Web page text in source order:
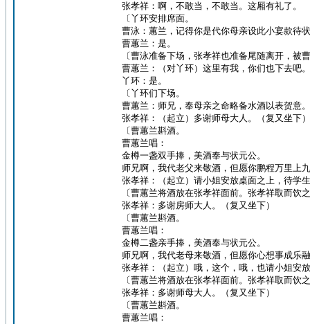
张孝祥：啊，不敢当，不敢当。这厢有礼了。
〔丫环安排席面。
曹泳：蕙兰，记得你是代你母亲设此小宴款待
曹蕙兰：是。
〔曹泳准备下场，张孝祥也准备尾随离开，被
曹蕙兰：（对丫环）这里有我，你们也下去吧。
丫环：是。
〔丫环们下场。
曹蕙兰：师兄，奉母亲之命略备水酒以表贺意。
张孝祥：（起立）多谢师母大人。（复又坐下）
〔曹蕙兰斟酒。
曹蕙兰唱：
金樽一盏双手捧，美酒奉与状元公。
师兄啊，我代老父来敬酒，但愿你鹏程万里上
张孝祥：（起立）请小姐安放桌面之上，待学
〔曹蕙兰将酒放在张孝祥面前。张孝祥取而饮
张孝祥：多谢房师大人。（复又坐下）
〔曹蕙兰斟酒。
曹蕙兰唱：
金樽二盏亲手捧，美酒奉与状元公。
师兄啊，我代老母来敬酒，但愿你心想事成乐
张孝祥：（起立）哦，这个，哦，也请小姐安
〔曹蕙兰将酒放在张孝祥面前。张孝祥取而饮
张孝祥：多谢师母大人。（复又坐下）
〔曹蕙兰斟酒。
曹蕙兰唱：